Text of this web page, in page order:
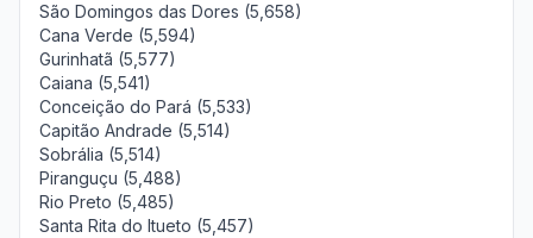
São Domingos das Dores (5,658)
Cana Verde (5,594)
Gurinhatã (5,577)
Caiana (5,541)
Conceição do Pará (5,533)
Capitão Andrade (5,514)
Sobrália (5,514)
Piranguçu (5,488)
Rio Preto (5,485)
Santa Rita do Itueto (5,457)